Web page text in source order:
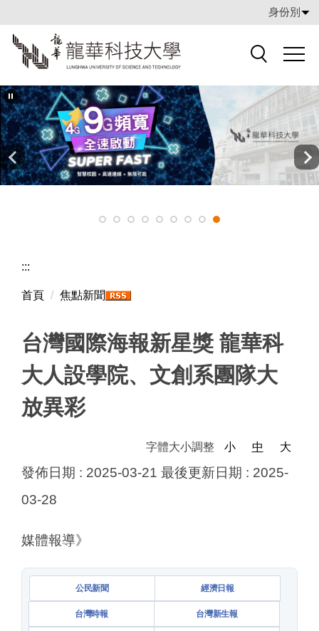
到
主
容
區
身份別
:::
首頁 焦點新聞
台灣國際海報新星獎 龍華科
大人設學院、文創系團隊大
放異彩
字體大小調整 小 中 大
發佈日期 : 2025-03-21 最後更新日期 : 2025-
03-28
媒體報導》
公民新聞 經濟日報
台灣時報 台灣新生報